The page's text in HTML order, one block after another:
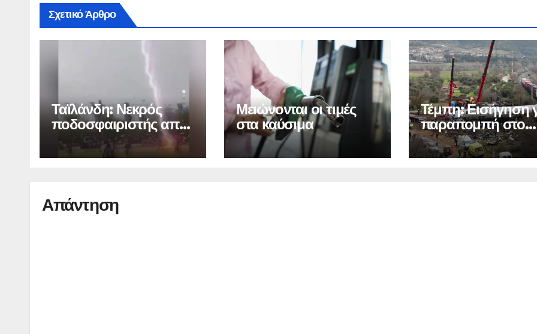
Σχετικό Άρθρο
Ταϊλάνδη: Νεκρός
ποδοσφαιριστής από
κεραυνό
Μειώνονται οι τιμές
στα καύσιμα
Τέμπη: Εισήγηση
παραπομπή στο
ειδικό δικαστήριο
Απάντηση